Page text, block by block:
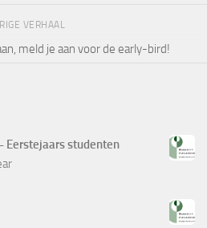
VERHAAL
meld je aan voor de early-bird!
Eerstejaars studenten